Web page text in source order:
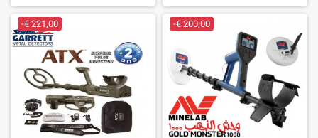
-€ 221,00 -€ 200,00